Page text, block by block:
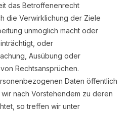
das Betroffenenrecht
die Verwirklichung der Ziele
unmöglich macht oder
oder
Ausübung oder
Rechtsansprüchen.
Daten öffentlich
nach Vorstehendem zu deren
so treffen wir unter